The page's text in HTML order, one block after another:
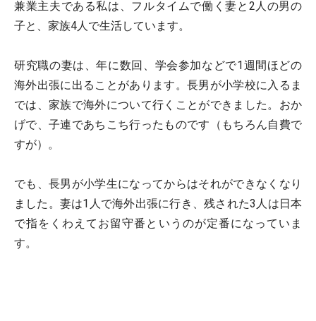
兼業主夫である私は、フルタイムで働く妻と2人の男の
子と、家族4人で生活しています。
研究職の妻は、年に数回、学会参加などで1週間ほどの
海外出張に出ることがあります。長男が小学校に入るま
では、家族で海外について行くことができました。おか
げで、子連であちこち行ったものです（もちろん自費で
すが）。
でも、長男が小学生になってからはそれができなくなり
ました。妻は1人で海外出張に行き、残された3人は日本
で指をくわえてお留守番というのが定番になっていま
す。